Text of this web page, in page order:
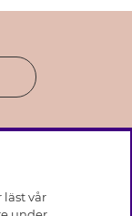
vår